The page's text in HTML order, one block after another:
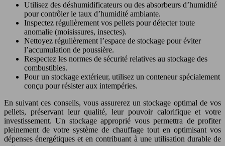
Utilisez des déshumidificateurs ou des absorbeurs d’humidité
pour contrôler le taux d’humidité ambiante.
Inspectez régulièrement vos pellets pour détecter toute
anomalie (moisissures, insectes).
Nettoyez régulièrement l’espace de stockage pour éviter
l’accumulation de poussière.
Respectez les normes de sécurité relatives au stockage des
combustibles.
Pour un stockage extérieur, utilisez un conteneur spécialement
conçu pour résister aux intempéries.
En suivant ces conseils, vous assurerez un stockage optimal de vos
pellets, préservant leur qualité, leur pouvoir calorifique et votre
investissement. Un stockage approprié vous permettra de profiter
pleinement de votre système de chauffage tout en optimisant vos
dépenses énergétiques et en contribuant à une utilisation durable de